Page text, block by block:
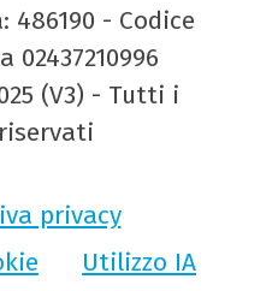
486190 - Codice
02437210996
(V3) - Tutti i
privacy
Utilizzo IA